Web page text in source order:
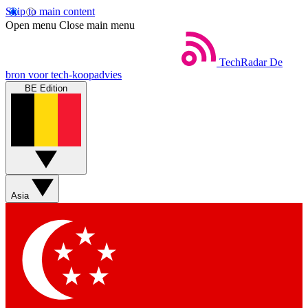
Skip to main content
Open menu Close main menu
TechRadar De
bron voor tech-koopadvies
BE Edition
Asia